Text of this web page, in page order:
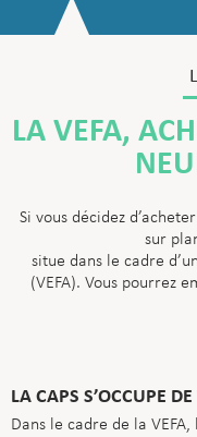
LA VEFA,
Si vous décidez
sur
situe dans le cadre
(VEFA). Vous pourrez
LA CAPS S’OCCUPE
Dans le cadre de la